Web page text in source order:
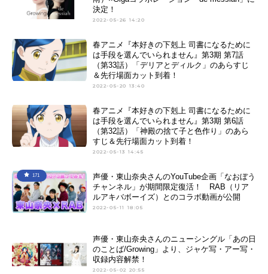
決定！
2022-05-26 14:20
春アニメ『本好きの下剋上 司書になるために
は手段を選んでいられません』第3期 第7話
（第33話）「デリアとディルク」のあらすじ
＆先行場面カット到着！
2022-05-20 13:40
春アニメ『本好きの下剋上 司書になるために
は手段を選んでいられません』第3期 第6話
（第32話）「神殿の捨て子と色作り」のあら
すじ＆先行場面カット到着！
2022-05-13 14:45
171
声優・東山奈央さんのYouTube企画「なおぼう
チャンネル」が期間限定復活！ RAB（リア
ルアキバボーイズ）とのコラボ動画が公開
2022-05-11 18:05
声優・東山奈央さんのニューシングル「あの日
のことば/Growing」より、ジャケ写・アー写・
収録内容解禁！
2022-05-02 20:55